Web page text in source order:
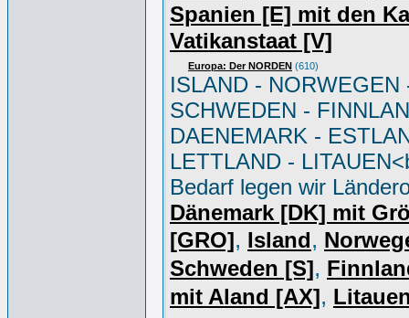
Spanien [E] mit den
Vatikanstaat [V]
Europa: Der NORDEN (610)
ISLAND - NORWEGEN
SCHWEDEN -
DAENEMARK -
LETTLAND -
Bedarf legen wir
Dänemark [DK] mit
[GRO], Island,
Schweden [S],
mit Aland [AX],